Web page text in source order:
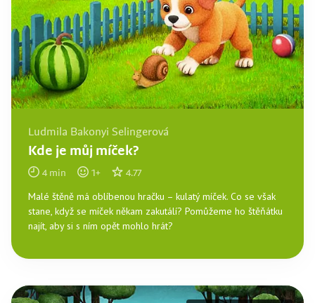
Ludmila Bakonyi Selingerová
Kde je můj míček?
4min 1+ 4.77
Malé štěně má oblíbenou hračku – kulatý míček. Co se však
stane, když se míček někam zakutálí? Pomůžeme ho štěňátku
najít, aby si s ním opět mohlo hrát?